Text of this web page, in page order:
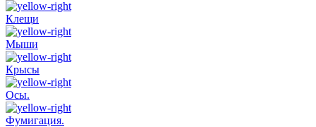
Клещи
Мыши
Крысы
Осы.
Фумигация.